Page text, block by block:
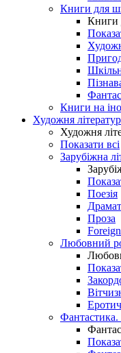
Книги для
Книги
Книги на
Художня
Художня
Показати всі
Зарубіжна
Поезія
Проза
Любовний
Фантастика.